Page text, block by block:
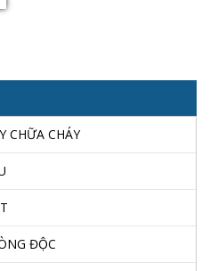
CHỮA CHÁY
ĐỘC